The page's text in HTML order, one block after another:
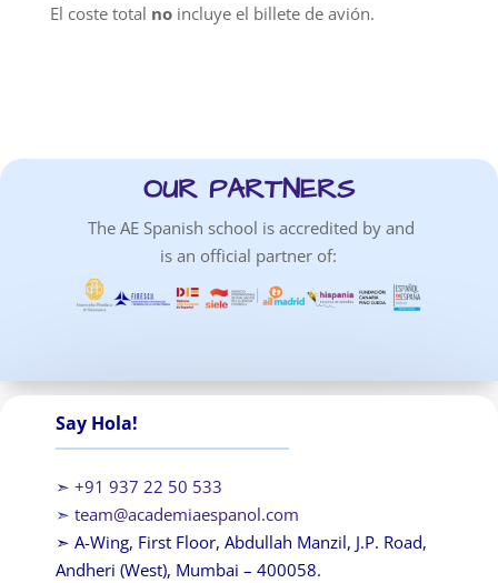
El coste total noincluye el billete de avión.
OUR PARTNERS
The AE Spanish school is accredited by and
is an official partner of:
Say Hola!
➣ +91 937 22 50 533
➣ team@academiaespanol.com
➣ A-Wing, First Floor, Abdullah Manzil, J.P. Road,
Andheri (West), Mumbai – 400058.